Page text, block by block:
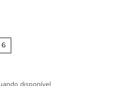
6